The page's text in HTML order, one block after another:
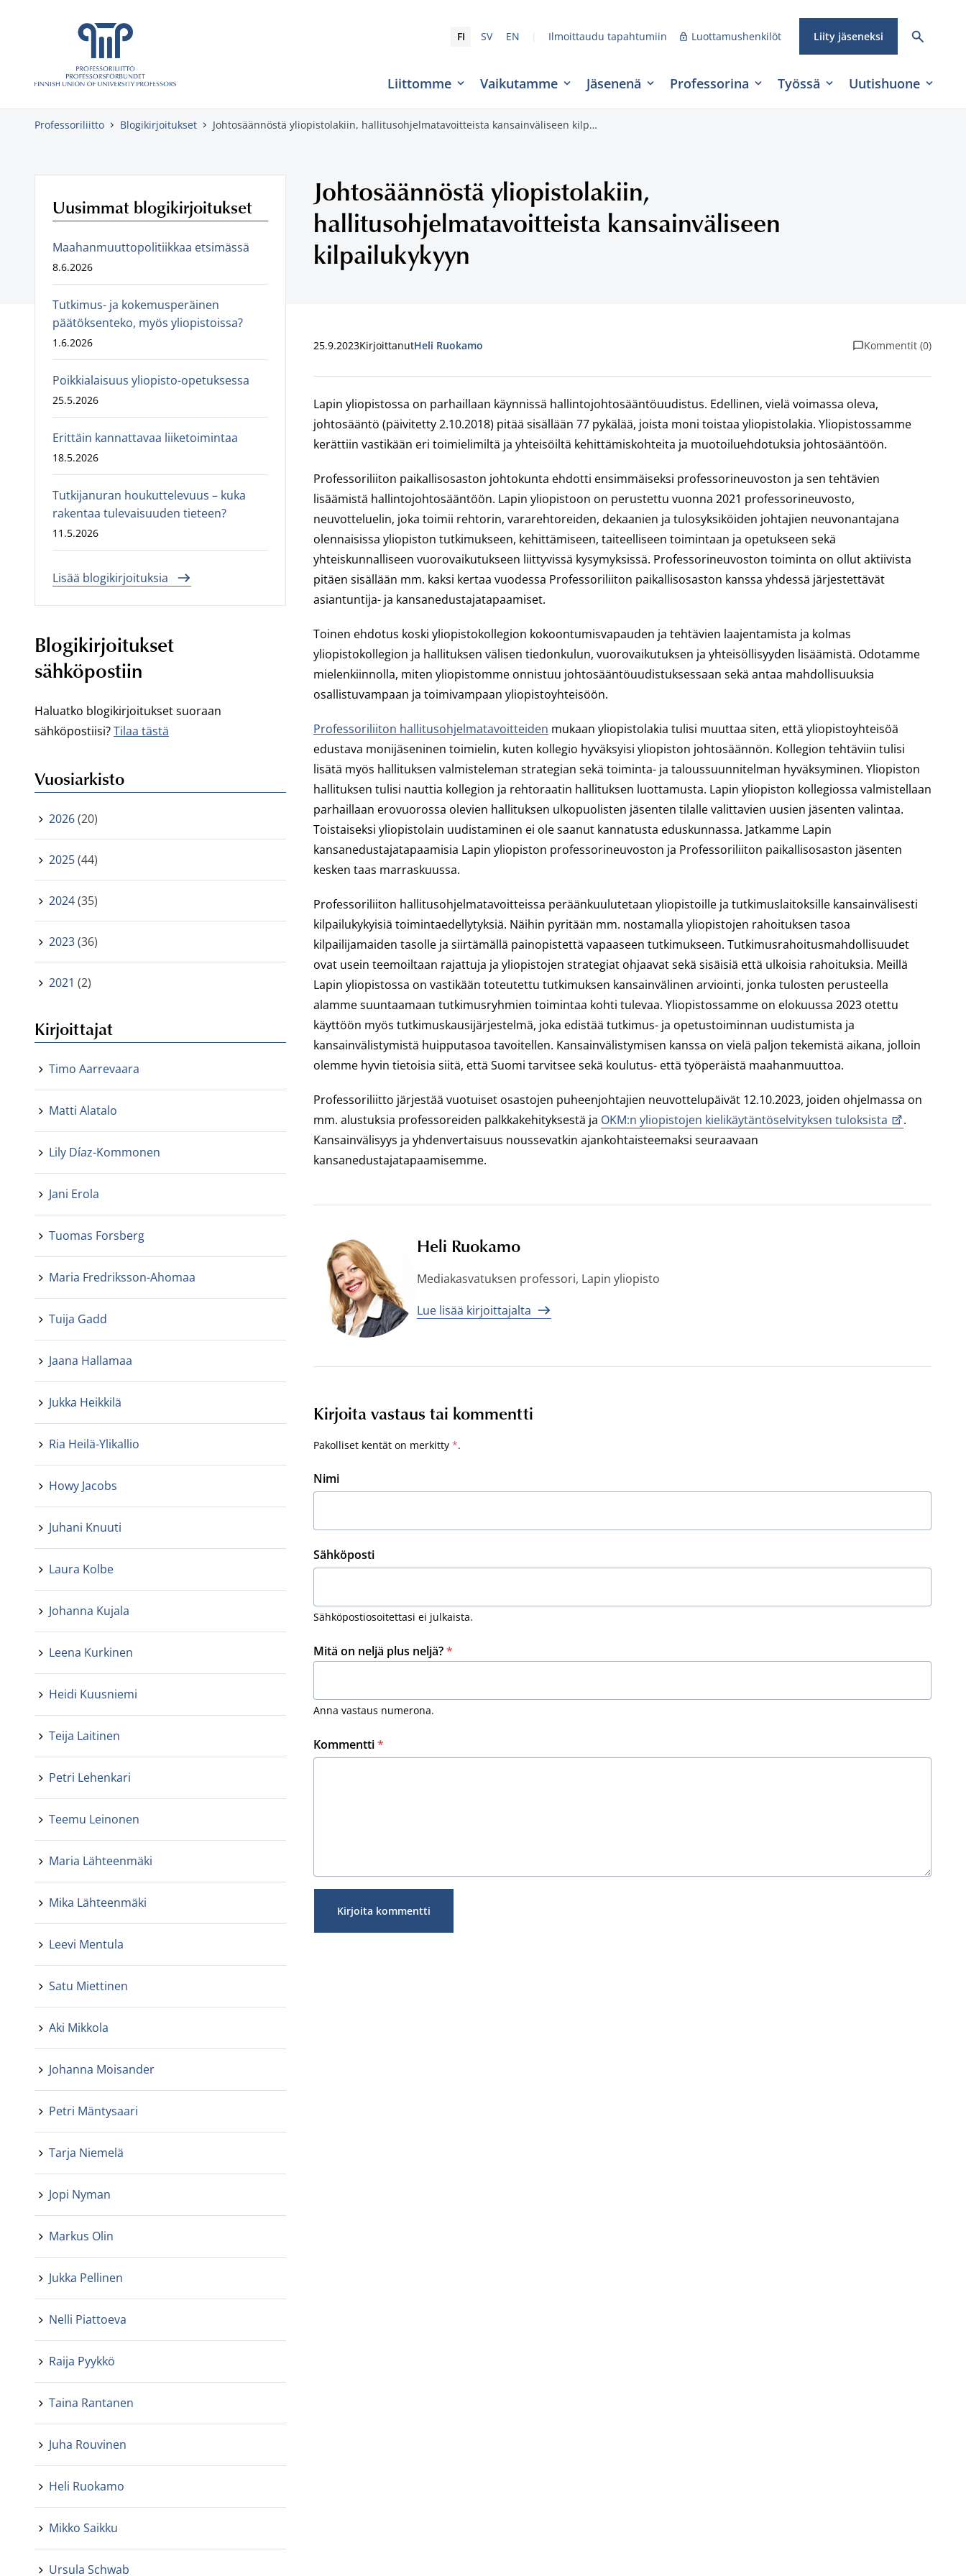
Skippaa sisältö
FI SV EN Ilmoittaudu tapahtumiin Luottamushenkilöt Liity jäseneksi
Liittomme Vaikutamme Jäsenenä Professorina Työssä Uutishuone
Professoriliitto Blogikirjoitukset Johtosäännöstä yliopistolakiin, hallitusohjelmatavoitteista kansainväliseen kilp…
Johtosäännöstä yliopistolakiin,
hallitusohjelmatavoitteista kansainväliseen
kilpailukykyyn
25.9.2023KirjoittanutHeli Ruokamo Kommentit (0)
Lapin yliopistossa on parhaillaan käynnissä hallintojohtosääntöuudistus. Edellinen, vielä voimassa oleva,
johtosääntö (päivitetty 2.10.2018) pitää sisällään 77 pykälää, joista moni toistaa yliopistolakia. Yliopistossamme
kerättiin vastikään eri toimielimiltä ja yhteisöiltä kehittämiskohteita ja muotoiluehdotuksia johtosääntöön.
Professoriliiton paikallisosaston johtokunta ehdotti ensimmäiseksi professorineuvoston ja sen tehtävien
lisäämistä hallintojohtosääntöön. Lapin yliopistoon on perustettu vuonna 2021 professorineuvosto,
neuvotteluelin, joka toimii rehtorin, vararehtoreiden, dekaanien ja tulosyksiköiden johtajien neuvonantajana
olennaisissa yliopiston tutkimukseen, kehittämiseen, taiteelliseen toimintaan ja opetukseen sekä
yhteiskunnalliseen vuorovaikutukseen liittyvissä kysymyksissä. Professorineuvoston toiminta on ollut aktiivista
pitäen sisällään mm. kaksi kertaa vuodessa Professoriliiton paikallisosaston kanssa yhdessä järjestettävät
asiantuntija- ja kansanedustajatapaamiset.
Toinen ehdotus koski yliopistokollegion kokoontumisvapauden ja tehtävien laajentamista ja kolmas
yliopistokollegion ja hallituksen välisen tiedonkulun, vuorovaikutuksen ja yhteisöllisyyden lisäämistä. Odotamme
mielenkiinnolla, miten yliopistomme onnistuu johtosääntöuudistuksessaan sekä antaa mahdollisuuksia
osallistuvampaan ja toimivampaan yliopistoyhteisöön.
Professoriliiton hallitusohjelmatavoitteiden mukaan yliopistolakia tulisi muuttaa siten, että yliopistoyhteisöä
edustava monijäseninen toimielin, kuten kollegio hyväksyisi yliopiston johtosäännön. Kollegion tehtäviin tulisi
lisätä myös hallituksen valmisteleman strategian sekä toiminta- ja taloussuunnitelman hyväksyminen. Yliopiston
hallituksen tulisi nauttia kollegion ja rehtoraatin hallituksen luottamusta. Lapin yliopiston kollegiossa valmistellaan
parhaillaan erovuorossa olevien hallituksen ulkopuolisten jäsenten tilalle valittavien uusien jäsenten valintaa.
Toistaiseksi yliopistolain uudistaminen ei ole saanut kannatusta eduskunnassa. Jatkamme Lapin
kansanedustajatapaamisia Lapin yliopiston professorineuvoston ja Professoriliiton paikallisosaston jäsenten
kesken taas marraskuussa.
Professoriliiton hallitusohjelmatavoitteissa peräänkuulutetaan yliopistoille ja tutkimuslaitoksille kansainvälisesti
kilpailukykyisiä toimintaedellytyksiä. Näihin pyritään mm. nostamalla yliopistojen rahoituksen tasoa
kilpailijamaiden tasolle ja siirtämällä painopistettä vapaaseen tutkimukseen. Tutkimusrahoitusmahdollisuudet
ovat usein teemoiltaan rajattuja ja yliopistojen strategiat ohjaavat sekä sisäisiä että ulkoisia rahoituksia. Meillä
Lapin yliopistossa on vastikään toteutettu tutkimuksen kansainvälinen arviointi, jonka tulosten perusteella
alamme suuntaamaan tutkimusryhmien toimintaa kohti tulevaa. Yliopistossamme on elokuussa 2023 otettu
käyttöön myös tutkimuskausijärjestelmä, joka edistää tutkimus- ja opetustoiminnan uudistumista ja
kansainvälistymistä huipputasoa tavoitellen. Kansainvälistymisen kanssa on vielä paljon tekemistä aikana, jolloin
olemme hyvin tietoisia siitä, että Suomi tarvitsee sekä koulutus- että työperäistä maahanmuuttoa.
Professoriliitto järjestää vuotuiset osastojen puheenjohtajien neuvottelupäivät 12.10.2023, joiden ohjelmassa on
mm. alustuksia professoreiden palkkakehityksestä ja OKM:n yliopistojen kielikäytäntöselvityksen tuloksista
.
Kansainvälisyys ja yhdenvertaisuus noussevatkin ajankohtaisteemaksi seuraavaan
kansanedustajatapaamisemme.
Heli Ruokamo
Mediakasvatuksen professori, Lapin yliopisto
Lue lisää kirjoittajalta
Kirjoita vastaus tai kommentti
Pakolliset kentät on merkitty *.
Nimi
Sähköposti
Sähköpostiosoitettasi ei julkaista.
Mitä on neljä plus neljä?*
Anna vastaus numerona.
Kommentti*
Uusimmat blogikirjoitukset
Maahanmuuttopolitiikkaa etsimässä
8.6.2026
Tutkimus- ja kokemusperäinen
päätöksenteko, myös yliopistoissa?
1.6.2026
Poikkialaisuus yliopisto-opetuksessa
25.5.2026
Erittäin kannattavaa liiketoimintaa
18.5.2026
Tutkijanuran houkuttelevuus – kuka
rakentaa tulevaisuuden tieteen?
11.5.2026
Lisää blogikirjoituksia
Blogikirjoitukset
sähköpostiin
Haluatko blogikirjoitukset suoraan
sähköpostiisi?Tilaa tästä
Vuosiarkisto
2026(20)
2025(44)
2024(35)
2023(36)
2021 (2)
Kirjoittajat
Timo Aarrevaara
Matti Alatalo
Lily Díaz-Kommonen
Jani Erola
Tuomas Forsberg
Maria Fredriksson-Ahomaa
Tuija Gadd
Jaana Hallamaa
Jukka Heikkilä
Ria Heilä-Ylikallio
Howy Jacobs
Juhani Knuuti
Laura Kolbe
Johanna Kujala
Leena Kurkinen
Heidi Kuusniemi
Teija Laitinen
Petri Lehenkari
Teemu Leinonen
Maria Lähteenmäki
Mika Lähteenmäki
Leevi Mentula
Satu Miettinen
Aki Mikkola
Johanna Moisander
Petri Mäntysaari
Tarja Niemelä
Jopi Nyman
Markus Olin
Jukka Pellinen
Nelli Piattoeva
Raija Pyykkö
Taina Rantanen
Juha Rouvinen
Heli Ruokamo
Mikko Saikku
Ursula Schwab